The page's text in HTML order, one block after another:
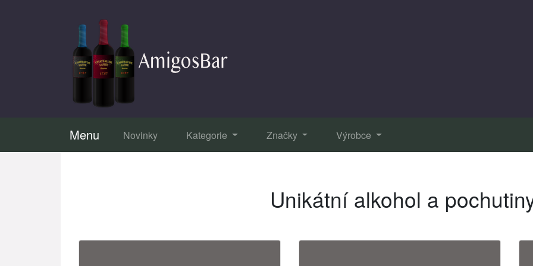
Menu Novinky Kategorie Značky Výrobce
Unikátní alkohol a